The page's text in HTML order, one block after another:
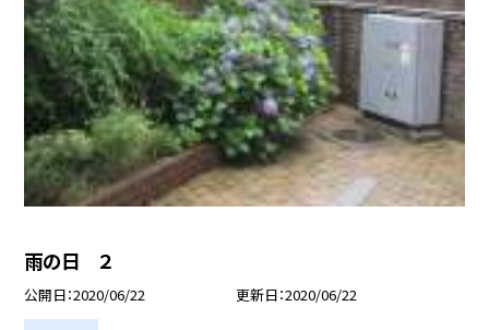
雨の日 ２
公開日 2020/06/22 更新日 2020/06/22